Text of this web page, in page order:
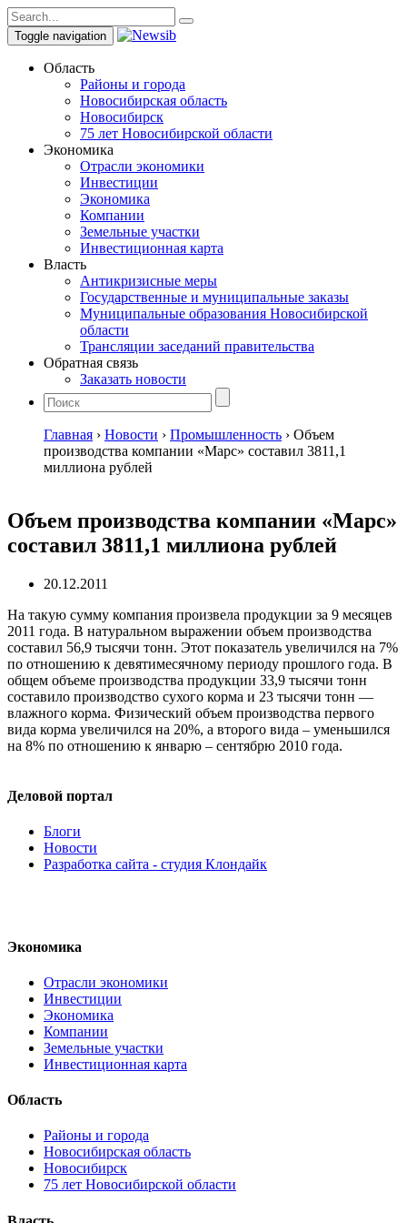
Toggle navigation
Область
Районы и города
Новосибирская область
Новосибирск
75 лет Новосибирской области
Экономика
Отрасли экономики
Инвестиции
Экономика
Компании
Земельные участки
Инвестиционная карта
Власть
Антикризисные меры
Государственные и муниципальные заказы
Муниципальные образования Новосибирской
области
Трансляции заседаний правительства
Обратная связь
Заказать новости
Главная › Новости › Промышленность › Объем
производства компании «Марс» составил 3811,1
миллиона рублей
Объем производства компании «Марс»
составил 3811,1 миллиона рублей
20.12.2011
На такую сумму компания произвела продукции за 9 месяцев
2011 года. В натуральном выражении объем производства
составил 56,9 тысячи тонн. Этот показатель увеличился на 7%
по отношению к девятимесячному периоду прошлого года. В
общем объеме производства продукции 33,9 тысячи тонн
составило производство сухого корма и 23 тысячи тонн —
влажного корма. Физический объем производства первого
вида корма увеличился на 20%, а второго вида – уменьшился
на 8% по отношению к январю – сентябрю 2010 года.
Деловой портал
Блоги
Новости
Разработка сайта - студия Клондайк
Экономика
Отрасли экономики
Инвестиции
Экономика
Компании
Земельные участки
Инвестиционная карта
Область
Районы и города
Новосибирская область
Новосибирск
75 лет Новосибирской области